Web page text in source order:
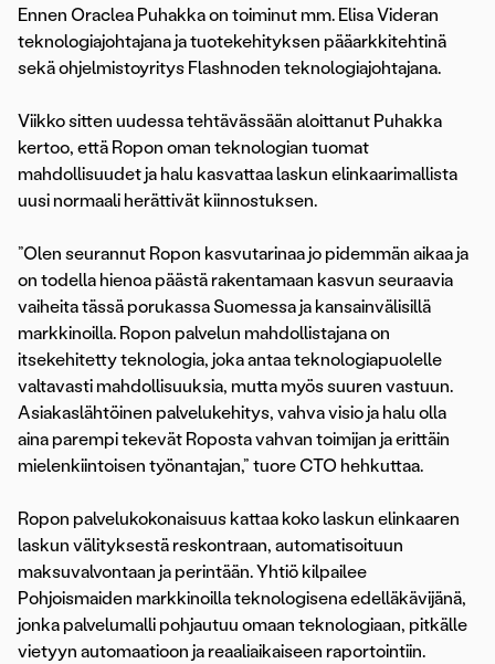
Ennen Oraclea Puhakka on toiminut mm. Elisa Videran
teknologiajohtajana ja tuotekehityksen pääarkkitehtinä
sekä ohjelmistoyritys Flashnoden teknologiajohtajana.
Viikko sitten uudessa tehtävässään aloittanut Puhakka
kertoo, että Ropon oman teknologian tuomat
mahdollisuudet ja halu kasvattaa laskun elinkaarimallista
uusi normaali herättivät kiinnostuksen.
”Olen seurannut Ropon kasvutarinaa jo pidemmän aikaa ja
on todella hienoa päästä rakentamaan kasvun seuraavia
vaiheita tässä porukassa Suomessa ja kansainvälisillä
markkinoilla. Ropon palvelun mahdollistajana on
itsekehitetty teknologia, joka antaa teknologiapuolelle
valtavasti mahdollisuuksia, mutta myös suuren vastuun.
Asiakaslähtöinen palvelukehitys, vahva visio ja halu olla
aina parempi tekevät Roposta vahvan toimijan ja erittäin
mielenkiintoisen työnantajan,” tuore CTO hehkuttaa.
Ropon palvelukokonaisuus kattaa koko laskun elinkaaren
laskun välityksestä reskontraan, automatisoituun
maksuvalvontaan ja perintään. Yhtiö kilpailee
Pohjoismaiden markkinoilla teknologisena edelläkävijänä,
jonka palvelumalli pohjautuu omaan teknologiaan, pitkälle
vietyyn automaatioon ja reaaliaikaiseen raportointiin.